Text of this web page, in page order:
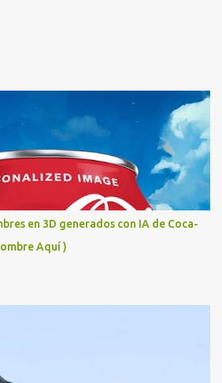
en 3D generados con IA de Coca-
Aquí )